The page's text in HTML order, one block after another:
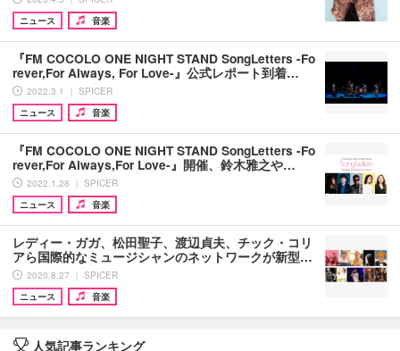
ニュース
音楽
『FM COCOLO ONE NIGHT STAND SongLetters -Fo
rever,For Always, For Love-』公式レポート到着…
2022.3.1 ｜ SPICER
ニュース
音楽
『FM COCOLO ONE NIGHT STAND SongLetters -Fo
rever,For Always,For Love-』開催、鈴木雅之や…
2022.1.28 ｜ SPICER
ニュース
音楽
レディー・ガガ、松田聖子、渡辺貞夫、チック・コリ
アら国際的なミュージシャンのネットワークが新型…
2020.8.27 ｜ SPICER
ニュース
音楽
人気記事ランキング